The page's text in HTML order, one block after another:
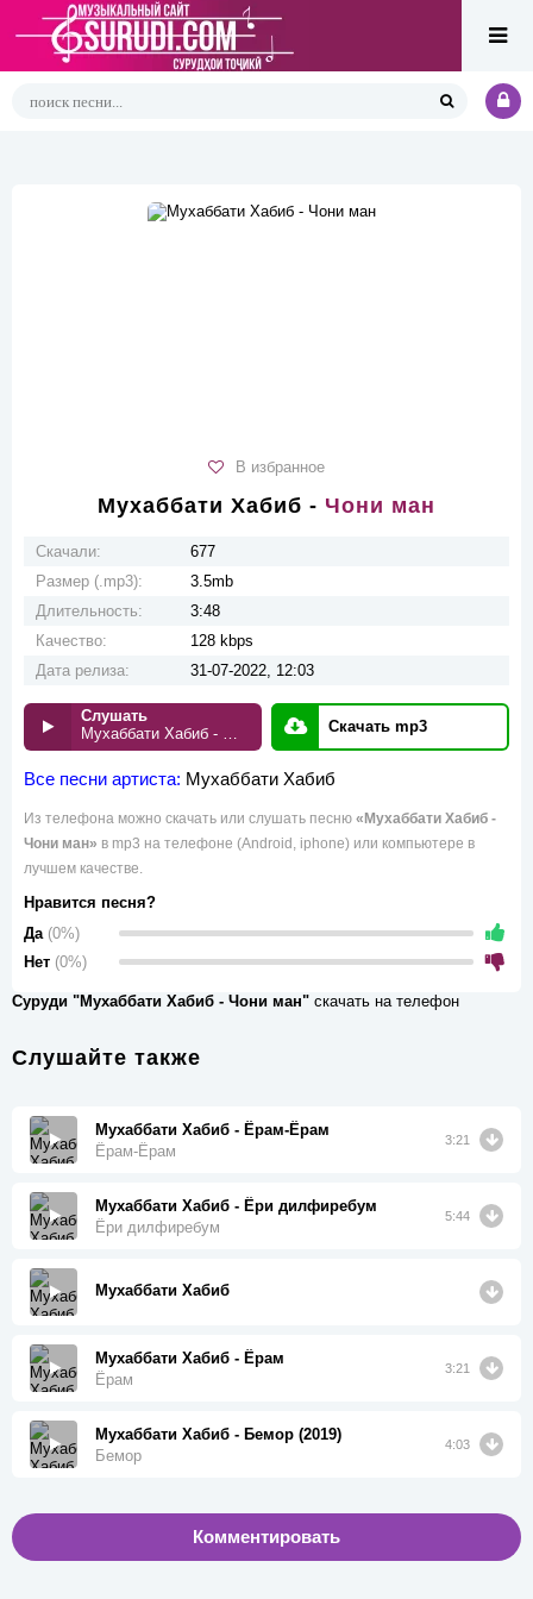
В избранное
Мухаббати Хабиб - Чони ман
Скачали:
677
Размер (.mp3):
3.5mb
Длительность:
3:48
Качество:
128 kbps
Дата релиза:
31-07-2022, 12:03
Слушать
Мухаббати Хабиб - Чони ман
Скачать mp3
Все песни артиста: Мухаббати Хабиб
Из телефона можно скачать или слушать песню «Мухаббати Хабиб -
Чони ман» в mp3 на телефоне (Android, iphone) или компьютере в
лучшем качестве.
Нравится песня?
Да (0%)
Нет (0%)
Суруди "Мухаббати Хабиб - Чони ман" скачать на телефон
Слушайте также
Мухаббати Хабиб - Ёрам-Ёрам
Ёрам-Ёрам
3:21
Мухаббати Хабиб - Ёри дилфиребум
Ёри дилфиребум
5:44
Мухаббати Хабиб
Мухаббати Хабиб - Ёрам
Ёрам
3:21
Мухаббати Хабиб - Бемор (2019)
Бемор
4:03
Комментировать